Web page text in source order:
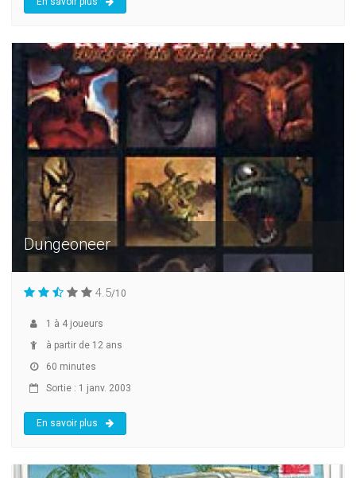
Dungeoneer
4.5/10
1 à 4 joueurs
à partir de 12 ans
60 minutes
Sortie : 1 janv. 2003
En savoir plus